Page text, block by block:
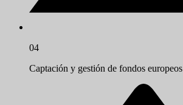
04
Captación y gestión de fondos europeos